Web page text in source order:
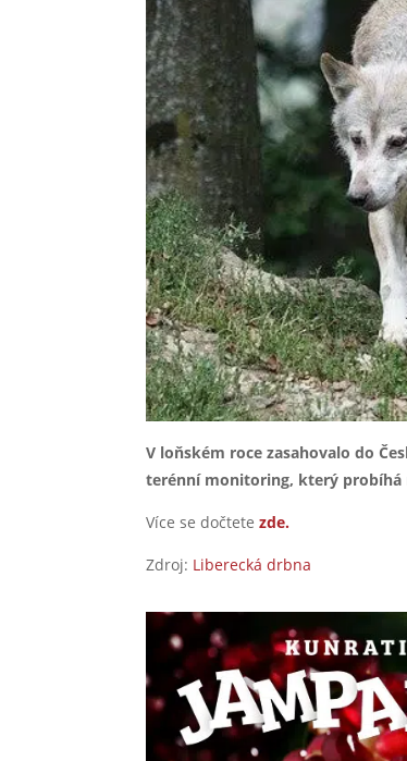
V loňském roce zasahovalo do
terénní monitoring, který probíhá
Více se dočtetezde.
Zdroj: Liberecká drbna